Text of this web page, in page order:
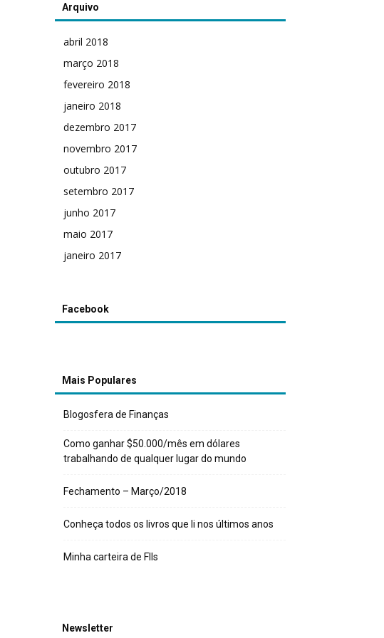
Arquivo
abril 2018
março 2018
fevereiro 2018
janeiro 2018
dezembro 2017
novembro 2017
outubro 2017
setembro 2017
junho 2017
maio 2017
janeiro 2017
Facebook
Mais Populares
Blogosfera de Finanças
Como ganhar $50.000/mês em dólares
trabalhando de qualquer lugar do mundo
Fechamento – Março/2018
Conheça todos os livros que li nos últimos anos
Minha carteira de FIIs
Newsletter